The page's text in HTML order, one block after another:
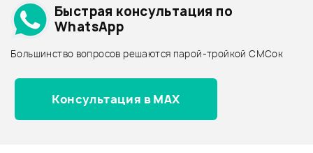
Архив товаров - дешевле
Архив товаров - дороже
Все товары ZOOM
Архив товаров - новинки
Быстрая консультация по
WhatsApp
Большинство вопросов решаются парой-тройкой СМСок
Консультация в MAX